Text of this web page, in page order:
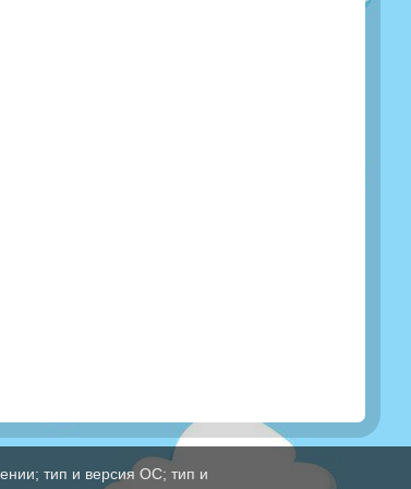
тип и версия ОС; тип и